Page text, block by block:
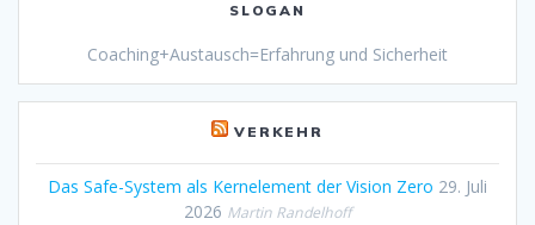
SLOGAN
Coaching+Austausch=Erfahrung und Sicherheit
VERKEHR
Das Safe-System als Kernelement der Vision Zero 29. Juli
2026 Martin Randelhoff